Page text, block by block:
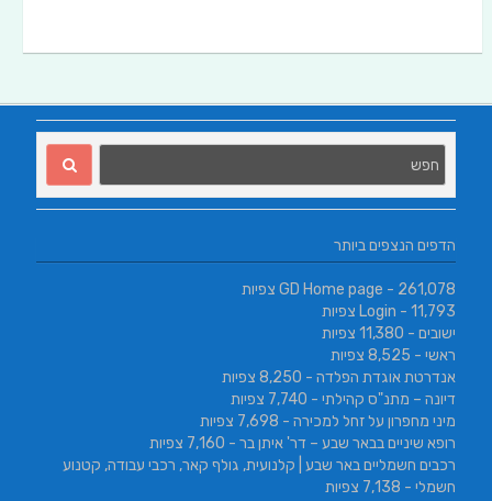
הדפים הנצפים ביותר
GD Home page - 261,078 צפיות
Login - 11,793 צפיות
ישובים - 11,380 צפיות
ראשי - 8,525 צפיות
אנדרטת אוגדת הפלדה - 8,250 צפיות
דיונה – מתנ"ס קהילתי - 7,740 צפיות
מיני מחפרון על זחל למכירה - 7,698 צפיות
רופא שיניים בבאר שבע – דר' איתן בר - 7,160 צפיות
רכבים חשמליים באר שבע | קלנועית, גולף קאר, רכבי עבודה, קטנוע
חשמלי - 7,138 צפיות